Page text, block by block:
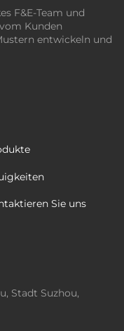
F&E-Team und
Kunden
entwickeln und
Sie uns
Stadt Suzhou,